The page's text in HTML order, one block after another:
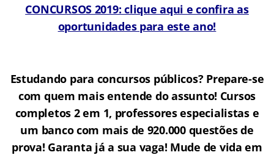
CONCURSOS 2019: clique aqui e confira as
oportunidades para este ano!
Estudando para concursos públicos? Prepare-se
com quem mais entende do assunto! Cursos
completos 2 em 1, professores especialistas e
um banco com mais de 920.000 questões de
prova! Garanta já a sua vaga! Mude de vida em